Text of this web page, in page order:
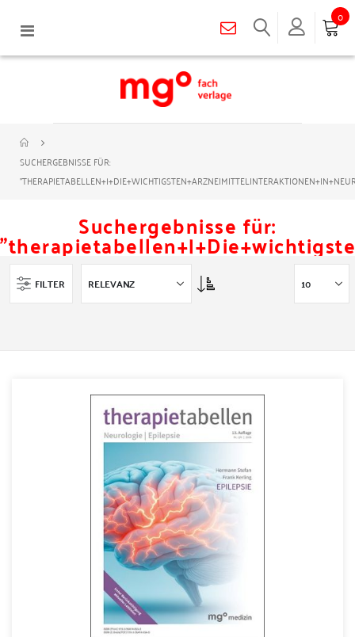
Navigation
0
SUCHERGEBNISSE FÜR:
Suchergebnisse für:
FILTER Asc